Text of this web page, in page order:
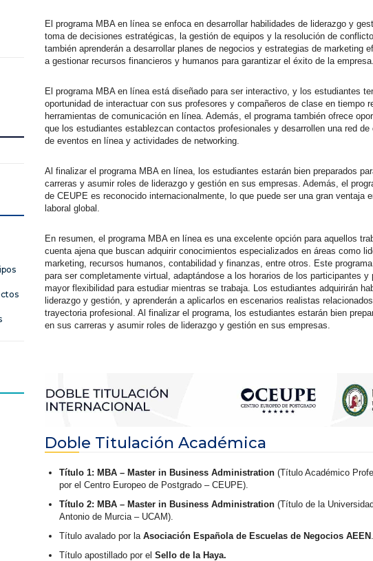
El programa MBA en línea se enfoca en desarrollar habilidades de liderazgo y
toma de decisiones estratégicas, la gestión de equipos y la resolución de
también aprenderán a desarrollar planes de negocios y estrategias de marketing
a gestionar recursos financieros y humanos para garantizar el éxito de la empresa.
El programa MBA en línea está diseñado para ser interactivo, y los estudiantes
oportunidad de interactuar con sus profesores y compañeros de clase en tiempo
herramientas de comunicación en línea. Además, el programa también ofrece
que los estudiantes establezcan contactos profesionales y desarrollen una red
de eventos en línea y actividades de networking.
Al finalizar el programa MBA en línea, los estudiantes estarán bien preparados
carreras y asumir roles de liderazgo y gestión en sus empresas. Además, el
de CEUPE es reconocido internacionalmente, lo que puede ser una gran ventaja
laboral global.
En resumen, el programa MBA en línea es una excelente opción para aquellos
cuenta ajena que buscan adquirir conocimientos especializados en áreas como
marketing, recursos humanos, contabilidad y finanzas, entre otros. Este
para ser completamente virtual, adaptándose a los horarios de los participantes y
mayor flexibilidad para estudiar mientras se trabaja. Los estudiantes adquirirán
liderazgo y gestión, y aprenderán a aplicarlos en escenarios realistas
trayectoria profesional. Al finalizar el programa, los estudiantes estarán bien
en sus carreras y asumir roles de liderazgo y gestión en sus empresas.
Doble Titulación Académica
Título 1: MBA – Master in Business Administration (Título Académico
por el Centro Europeo de Postgrado – CEUPE).
Título 2: MBA – Master in Business Administration (Título de la
Antonio de Murcia – UCAM).
Título avalado por la Asociación Española de Escuelas de Negocios AEEN .
Título apostillado por el Sello de la Haya.